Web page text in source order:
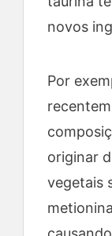
novos
Por
originar
vegetais